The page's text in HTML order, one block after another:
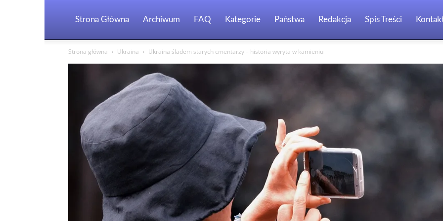
Strona Główna Archiwum FAQ Kategorie Państwa Redakcja Spis Treści
Strona główna Ukraina Ukraina śladem starych cmentarzy – historia wyryta w kamieniu